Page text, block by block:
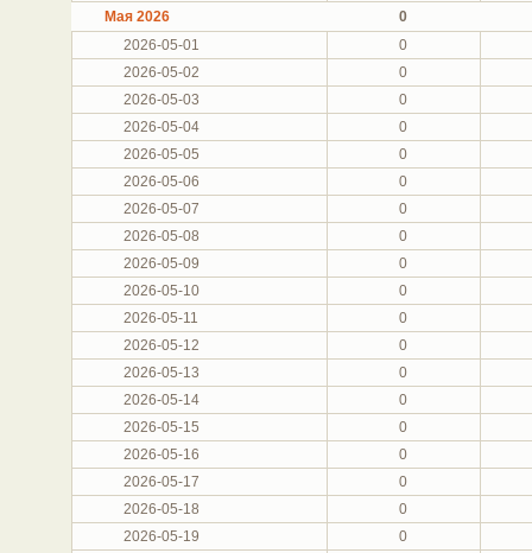
Мая 2026
0
2026-05-01
0
2026-05-02
0
2026-05-03
0
2026-05-04
0
2026-05-05
0
2026-05-06
0
2026-05-07
0
2026-05-08
0
2026-05-09
0
2026-05-10
0
2026-05-11
0
2026-05-12
0
2026-05-13
0
2026-05-14
0
2026-05-15
0
2026-05-16
0
2026-05-17
0
2026-05-18
0
2026-05-19
0